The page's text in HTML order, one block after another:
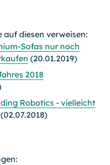
auf diesen verweisen:
Sofas nur noch
(20.01.2019)
2018
Robotics - vielleicht
(02.07.2018)